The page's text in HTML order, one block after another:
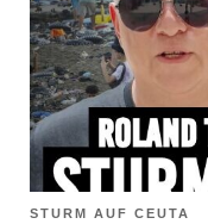
STURM AUF CEUTA